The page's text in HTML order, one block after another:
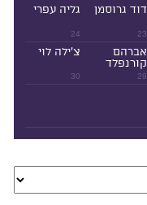
23
דוד גרוסמן
24
גליה עפרי
29
אברהם
קורנפלד
30
צ'ילה לוי